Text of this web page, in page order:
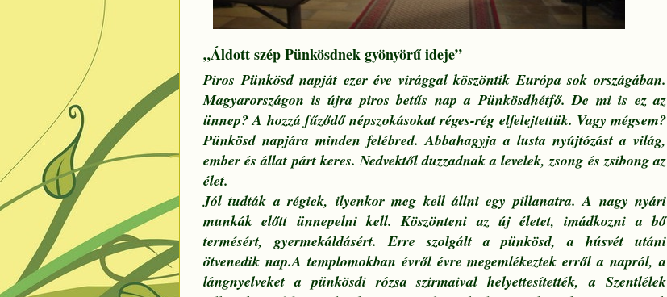
„Áldott szép Pünkösdnek gyönyörű ideje”
Piros Pünkösd napját ezer éve virággal köszöntik Európa sok országában.
Magyarországon is újra piros betűs nap a Pünkösdhétfő. De mi is ez az
ünnep? A hozzá fűződő népszokásokat réges-rég elfelejtettük. Vagy mégsem?
Pünkösd napjára minden felébred. Abbahagyja a lusta nyújtózást a világ,
ember és állat párt keres. Nedvektől duzzadnak a levelek, zsong és zsibong az
élet.
Jól tudták a régiek, ilyenkor meg kell állni egy pillanatra. A nagy nyári
munkák előtt ünnepelni kell. Köszönteni az új életet, imádkozni a bő
termésért, gyermekáldásért. Erre szolgált a pünkösd, a húsvét utáni
ötvenedik nap.A templomokban évről évre megemlékeztek erről a napról, a
lángnyelveket a pünkösdi rózsa szirmaival helyettesítették, a Szentlélek